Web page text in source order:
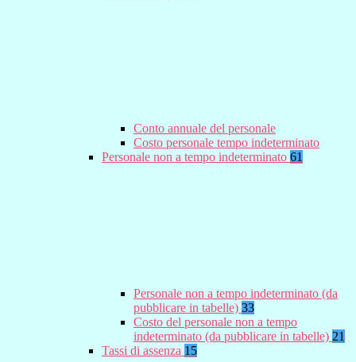
Conto annuale del personale
Costo personale tempo indeterminato
Personale non a tempo indeterminato 61
Personale non a tempo indeterminato (da
pubblicare in tabelle) 33
Costo del personale non a tempo
indeterminato (da pubblicare in tabelle) 21
Tassi di assenza 15